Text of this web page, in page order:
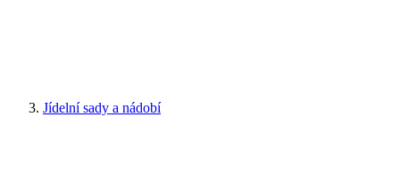
Jídelní sady a nádobí